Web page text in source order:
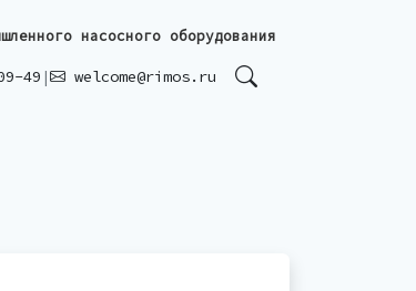
насосного оборудования
49 | welcome@rimos.ru